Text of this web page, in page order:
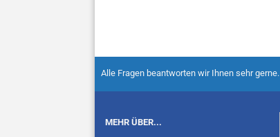
Alle Fragen beantworten wir Ihnen sehr gerne.
MEHR ÜBER...